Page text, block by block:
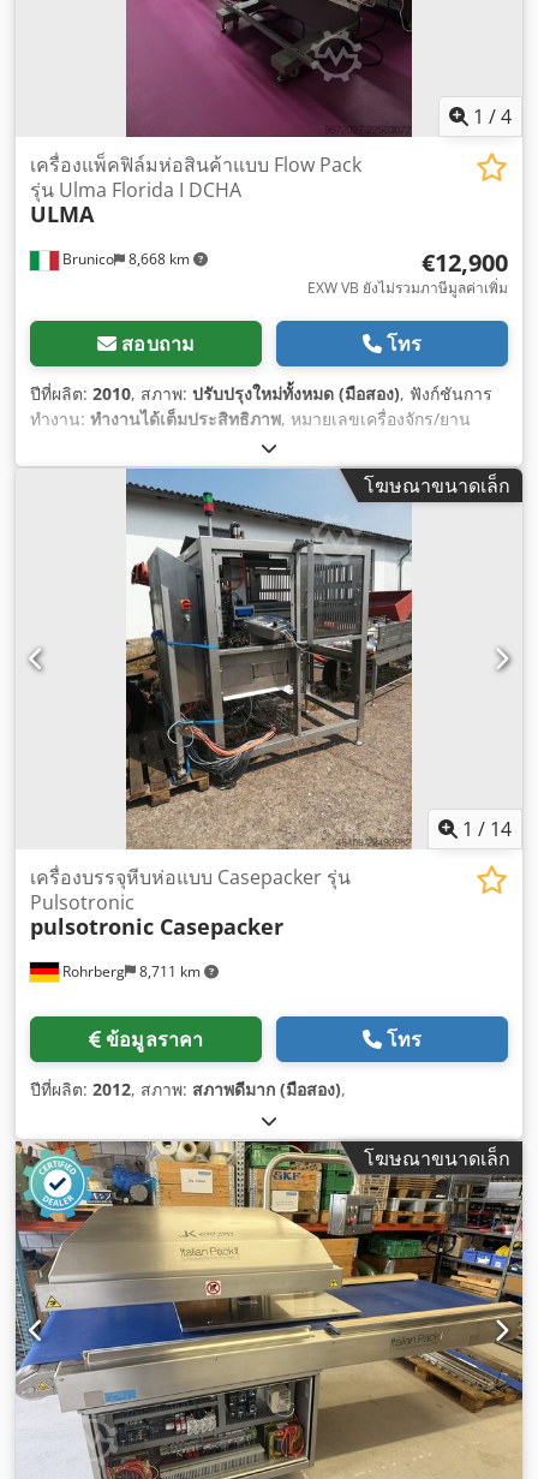
1 /4
Brunico 8,668 km
เครื่องแพ็คฟิล์มห่อสินค้าแบบ Flow Pack
รุ่น Ulma Florida I DCHA
ULMA
€12,900
EXW VB ยังไม่รวมภาษีมูลค่าเพิ่ม
สอบถาม โทร
ปีที่ผลิต: 2010, สภาพ: ปรับปรุงใหม่ทั้งหมด (มือสอง), ฟังก์ชันการ
ทำงาน: ทำงานได้เต็มประสิทธิภาพ, หมายเลขเครื่องจักร/ยาน
โฆษณาขนาดเล็ก
1 / 14
Rohrberg 8,711 km
เครื่องบรรจุหีบห่อแบบ Casepacker รุ่น
Pulsotronic
pulsotronic Casepacker
ข้อมูลราคา โทร
ปีที่ผลิต: 2012, สภาพ: สภาพดีมาก (มือสอง),
โฆษณาขนาดเล็ก